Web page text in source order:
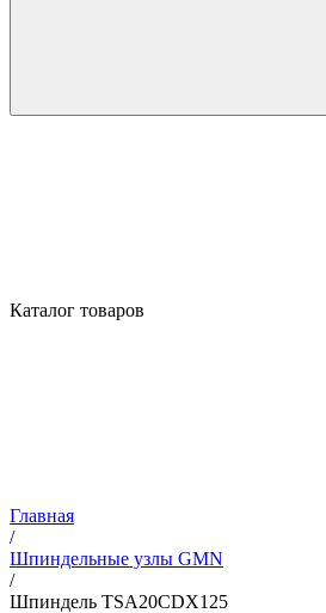
Каталог товаров
Главная
/
Шпиндельные узлы GMN
/
Шпиндель TSA20CDX125